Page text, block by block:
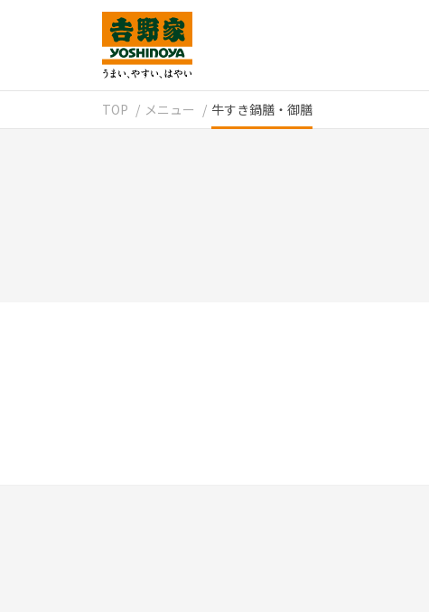
TOP メニュー 牛すき鍋膳・御膳